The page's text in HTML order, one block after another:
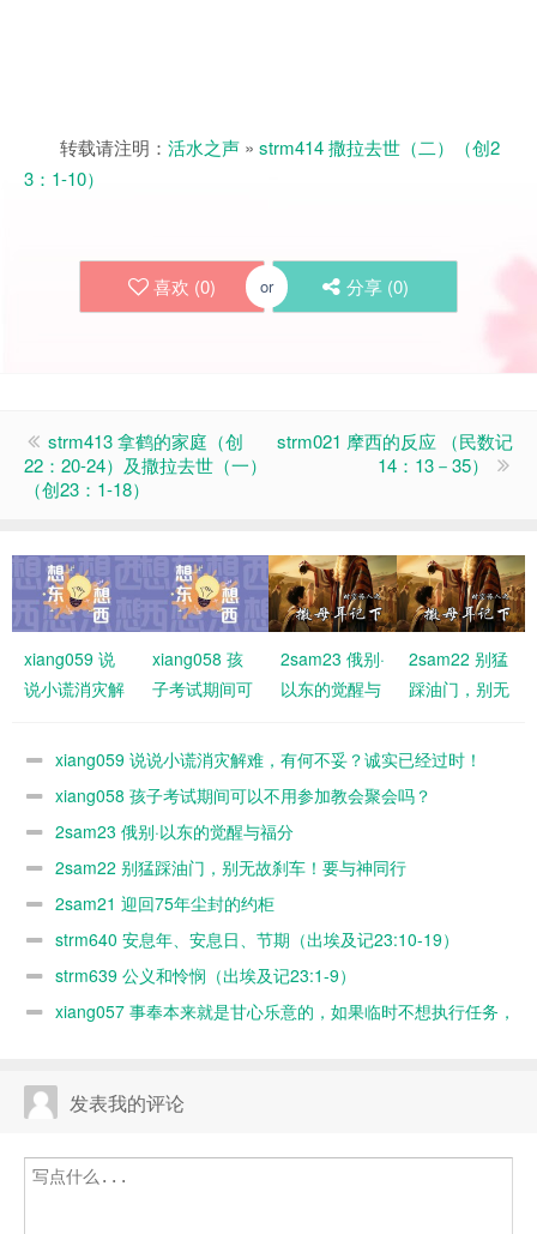
转载请注明： 活水之声 » strm414 撒拉去世（二）（创2
3：1-10）
喜欢 (0) or 分享 (0)
strm413 拿鹤的家庭（创
22：20-24）及撒拉去世（一）
（创23：1-18）
strm021 摩西的反应 （民数记
14：13－35）
xiang059 说
说小谎消灾解
xiang058 孩
子考试期间可
会聚会吗？
2sam23 俄别·
以东的觉醒与
2sam22 别猛
踩油门，别无
神同行
xiang059 说说小谎消灾解难，有何不妥？诚实已经过时！
xiang058 孩子考试期间可以不用参加教会聚会吗？
2sam23 俄别·以东的觉醒与福分
2sam22 别猛踩油门，别无故刹车！要与神同行
2sam21 迎回75年尘封的约柜
strm640 安息年、安息日、节期（出埃及记23:10-19）
strm639 公义和怜悯（出埃及记23:1-9）
xiang057 事奉本来就是甘心乐意的，如果临时不想执行任务，
发表我的评论